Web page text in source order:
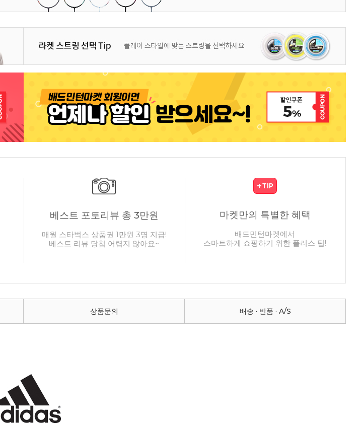
베스트 포토리뷰 총 3만원
매월 스타벅스 상품권 1만원 3명 지급!
베스트 리뷰 당첨 어렵지 않아요~
마켓만의 특별한 혜택
배드민턴마켓에서
스마트하게 쇼핑하기 위한 플러스 팁!
상품문의 배송 · 반품 · A/S